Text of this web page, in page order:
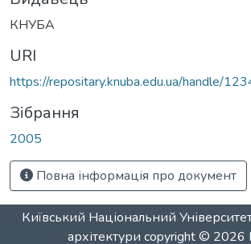
КНУБА
URI
https://repositary.knuba.edu.ua/handle/
Зібрання
2005
Повна інформація про документ
Київський Національний
архітектури copyright © 2026